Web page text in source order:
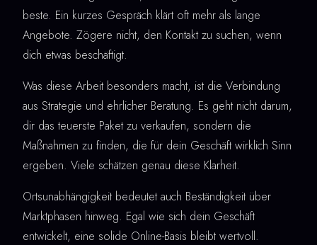
beste. Ein kurzes Gespräch klärt oft mehr als lange
Angebote. Zögere nicht, den Kontakt zu suchen, wenn
dich etwas beschäftigt.
Was diese Arbeit besonders macht, ist die Verbindung
aus Strategie und ehrlicher Beratung. Es geht nicht darum,
dir das teuerste Paket zu verkaufen, sondern die
Maßnahmen zu finden, die für dein Geschäft wirklich Sinn
ergeben. Viele schätzen genau diese Klarheit.
Ortsunabhängigkeit bedeutet auch Beständigkeit über
Marktphasen hinweg. Egal wie sich dein Geschäft
entwickelt, eine solide Online-Basis bleibt wertvoll.